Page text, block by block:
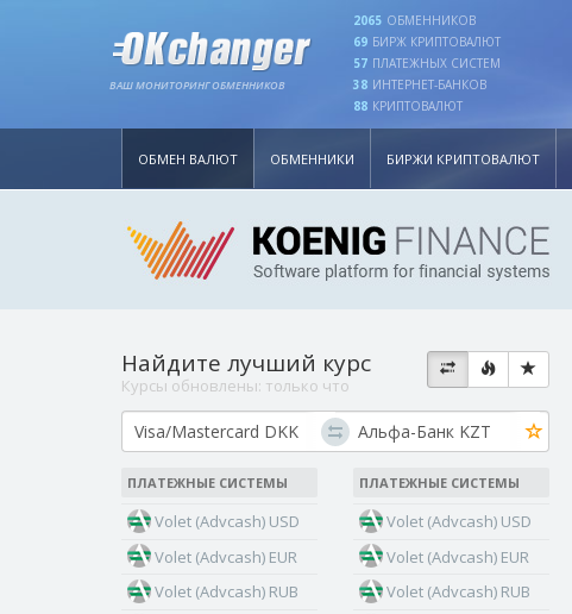
ВАШ МОНИТОРИНГ ОБМЕННИКОВ
2065 ОБМЕННИКОВ
69 БИРЖ КРИПТОВАЛЮТ
57 ПЛАТЕЖНЫХ СИСТЕМ
38 ИНТЕРНЕТ-БАНКОВ
88 КРИПТОВАЛЮТ
ОБМЕН ВАЛЮТ ОБМЕННИКИ БИРЖИ КРИПТОВАЛЮТ
Найдите лучший курс
Курсы обновлены: только что
ПЛАТЕЖНЫЕ СИСТЕМЫ
Volet (Advcash) USD
Volet (Advcash) EUR
Volet (Advcash) RUB
ПЛАТЕЖНЫЕ СИСТЕМЫ
Volet (Advcash) USD
Volet (Advcash) EUR
Volet (Advcash) RUB